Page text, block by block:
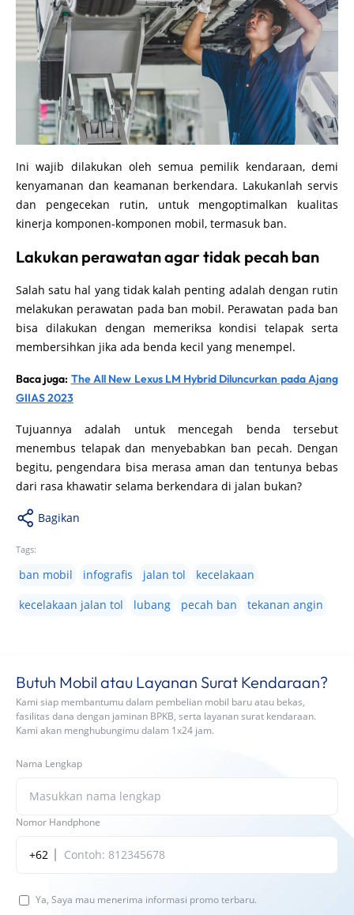
Ini wajib dilakukan oleh semua pemilik kendaraan, demi
kenyamanan dan keamanan berkendara. Lakukanlah servis
dan pengecekan rutin, untuk mengoptimalkan kualitas
kinerja komponen-komponen mobil, termasuk ban.
Lakukan perawatan agar tidak pecah ban
Salah satu hal yang tidak kalah penting adalah dengan rutin
melakukan perawatan pada ban mobil. Perawatan pada ban
bisa dilakukan dengan memeriksa kondisi telapak serta
membersihkan jika ada benda kecil yang menempel.
Baca juga: The All New Lexus LM Hybrid Diluncurkan pada Ajang
GIIAS 2023
Tujuannya adalah untuk mencegah benda tersebut
menembus telapak dan menyebabkan ban pecah. Dengan
begitu, pengendara bisa merasa aman dan tentunya bebas
dari rasa khawatir selama berkendara di jalan bukan?
Bagikan
Tags:
ban mobil infografis jalan tol
kecelakaan
kecelakaan jalan tol
lubang pecah ban tekanan angin
Butuh Mobil atau Layanan Surat Kendaraan?
Kami siap membantumu dalam pembelian mobil baru atau bekas,
fasilitas dana dengan jaminan BPKB, serta layanan surat kendaraan.
Kami akan menghubungimu dalam 1x24 jam.
Nama Lengkap
Nomor Handphone
+62
Ya, Saya mau menerima informasi promo terbaru.